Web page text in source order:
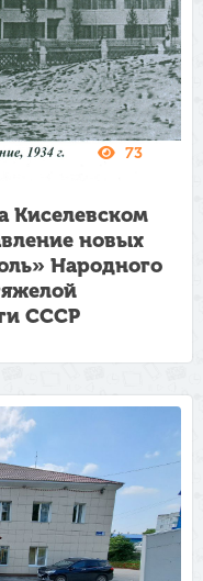
73
Киселевском
новых
Народного
СССР